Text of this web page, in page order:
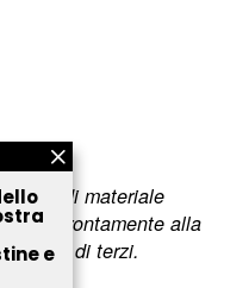
di materiale
prontamente alla
diritti di terzi.
e